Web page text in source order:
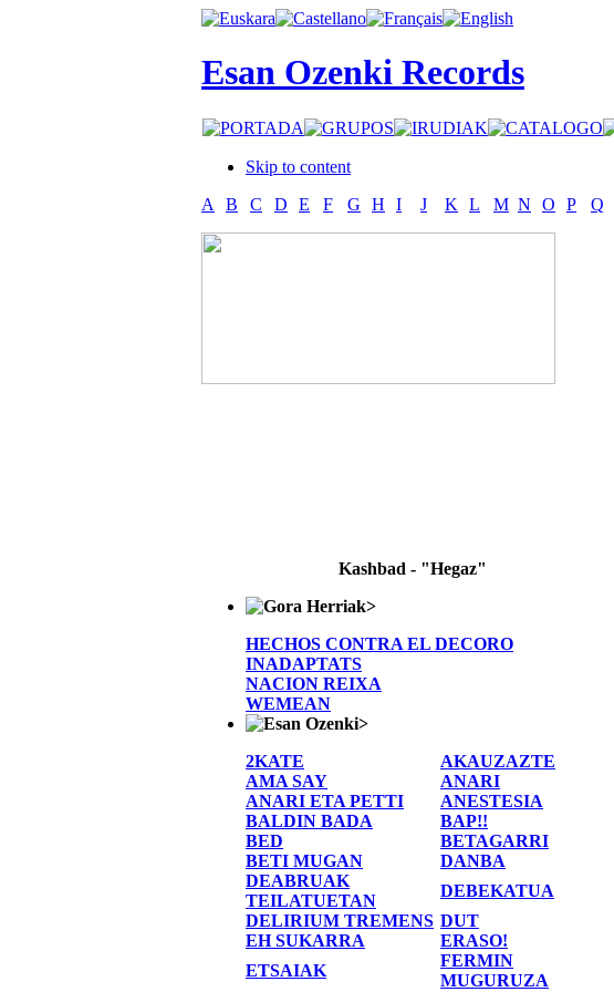
Esan Ozenki Records
Skip to content
A
B C D E F G H I J K L M N O P Q
Kashbad - "Hegaz"
>
HECHOS CONTRA EL DECORO
INADAPTATS
NACION REIXA
WEMEAN
>
2KATE
AKAUZAZTE
AMA SAY
ANARI
ANARI ETA PETTI
ANESTESIA
BALDIN BADA
BAP!!
BED
BETAGARRI
BETI MUGAN
DANBA
DEABRUAK
TEILATUETAN
DEBEKATUA
DELIRIUM TREMENS DUT
EH SUKARRA
ERASO!
ETSAIAK
FERMIN
MUGURUZA